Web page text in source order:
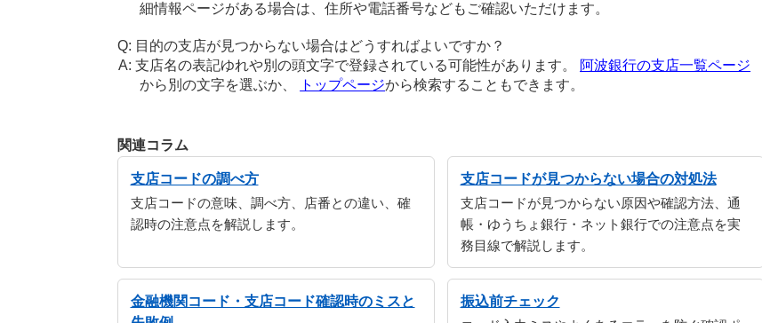
細情報ページがある場合は、住所や電話番号などもご確認いただけます。
目的の支店が見つからない場合はどうすればよいですか？
支店名の表記ゆれや別の頭文字で登録されている可能性があります。
阿波銀行の支店一覧ページ
から別の文字を選ぶか、
トップページから検索することもできます。
関連コラム
支店コードの調べ方
支店コードの意味、調べ方、店番との違い、確
認時の注意点を解説します。
支店コードが見つからない場合の対処法
支店コードが見つからない原因や確認方法、通
帳・ゆうちょ銀行・ネット銀行での注意点を実
務目線で解説します。
金融機関コード・支店コード確認時のミスと
振込前チェック